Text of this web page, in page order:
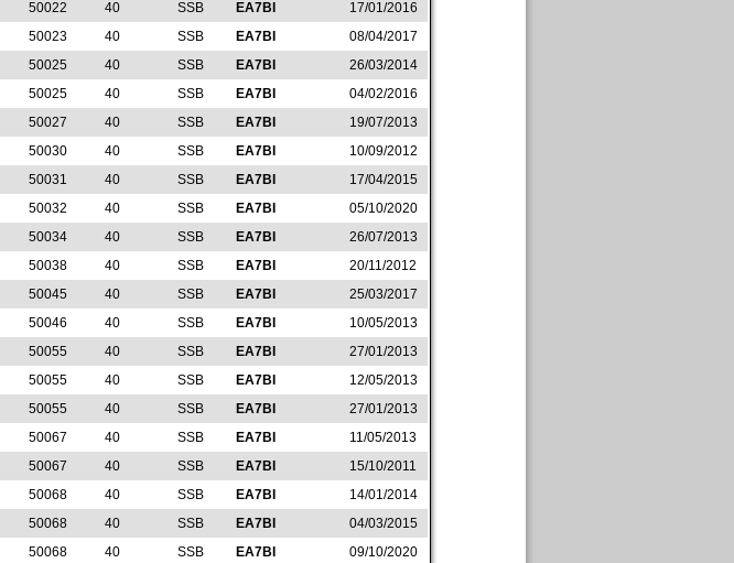
50022 40 SSB EA7BI
17/01/2016
50023 40 SSB EA7BI
08/04/2017
50025 40 SSB EA7BI
26/03/2014
50025 40 SSB EA7BI
04/02/2016
50027 40 SSB EA7BI
19/07/2013
50030 40 SSB EA7BI
10/09/2012
50031 40 SSB EA7BI
17/04/2015
50032 40 SSB EA7BI
05/10/2020
50034 40 SSB EA7BI
26/07/2013
50038 40 SSB EA7BI
20/11/2012
50045 40 SSB EA7BI
25/03/2017
50046 40 SSB EA7BI
10/05/2013
50055 40 SSB EA7BI
27/01/2013
50055 40 SSB EA7BI
12/05/2013
50055 40 SSB EA7BI
27/01/2013
50067 40 SSB EA7BI
11/05/2013
50067 40 SSB EA7BI
15/10/2011
50068 40 SSB EA7BI
14/01/2014
50068 40 SSB EA7BI
04/03/2015
50068 40 SSB EA7BI
09/10/2020